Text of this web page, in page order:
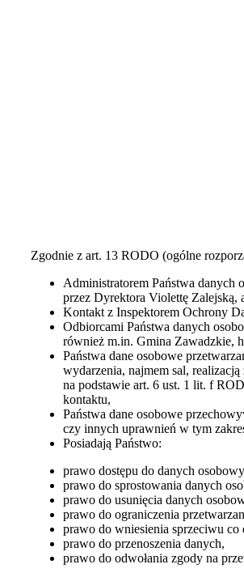
Zgodnie z art. 13 RODO (ogólne
Administratorem Państwa
przez Dyrektora Violettę Zalejską,
Kontakt z Inspektorem Ochrony
Odbiorcami Państwa danych
również m.in. Gmina Zawadzkie,
Państwa dane osobowe
wydarzenia, najmem sal,
na podstawie art. 6 ust. 1 lit. f
kontaktu,
Państwa dane osobowe
czy innych uprawnień w tym
Posiadają Państwo:
prawo dostępu do danych
prawo do sprostowania danych
prawo do usunięcia danych
prawo do ograniczenia
prawo do wniesienia sprzeciwu
prawo do przenoszenia danych,
prawo do odwołania zgody na